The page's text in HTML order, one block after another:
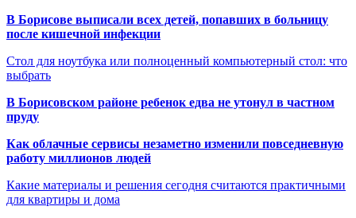
В Борисове выписали всех детей, попавших в больницу
после кишечной инфекции
Стол для ноутбука или полноценный компьютерный стол: что
выбрать
В Борисовском районе ребенок едва не утонул в частном
пруду
Как облачные сервисы незаметно изменили повседневную
работу миллионов людей
Какие материалы и решения сегодня считаются практичными
для квартиры и дома